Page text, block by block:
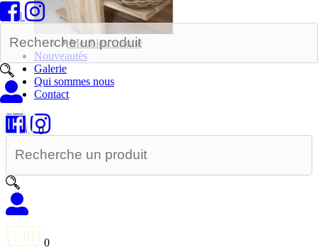
|
0
Meubles vasque
Nouveautés
Galerie
Qui sommes nous
Contact
|
0